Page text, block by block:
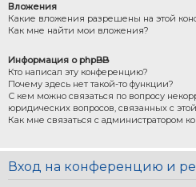
Вложения
Какие вложения разрешены на этой
Как мне найти мои вложения?
Информация о phpBB
Кто написал эту конференцию?
Почему здесь нет такой-то функции?
С кем можно связаться по вопросу
юридических вопросов, связанных с
Как мне связаться с администратором
Вход на конференцию и